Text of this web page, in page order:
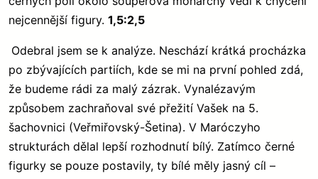
nejcennější figury. 1,5:2,5
Odebral jsem se k analýze. Neschází krátká procházka
po zbývajících partiích, kde se mi na první pohled zdá,
že budeme rádi za malý zázrak. Vynalézavým
způsobem zachraňoval své přežití Vašek na 5.
šachovnici (Veřmiřovský-Šetina). V Maróczyho
strukturách dělal lepší rozhodnutí bílý. Zatímco černé
figurky se pouze postavily, ty bílé měly jasný cíl –